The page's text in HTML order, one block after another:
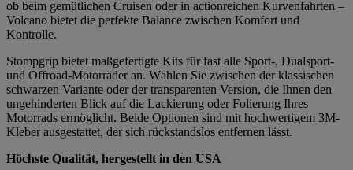
ob beim gemütlichen Cruisen oder in actionreichen Kurvenfahrten –
Volcano bietet die perfekte Balance zwischen Komfort und
Kontrolle.
Stompgrip bietet maßgefertigte Kits für fast alle Sport-, Dualsport-
und Offroad-Motorräder an. Wählen Sie zwischen der klassischen
schwarzen Variante oder der transparenten Version, die Ihnen den
ungehinderten Blick auf die Lackierung oder Folierung Ihres
Motorrads ermöglicht. Beide Optionen sind mit hochwertigem 3M-
Kleber ausgestattet, der sich rückstandslos entfernen lässt.
Höchste Qualität, hergestellt in den USA